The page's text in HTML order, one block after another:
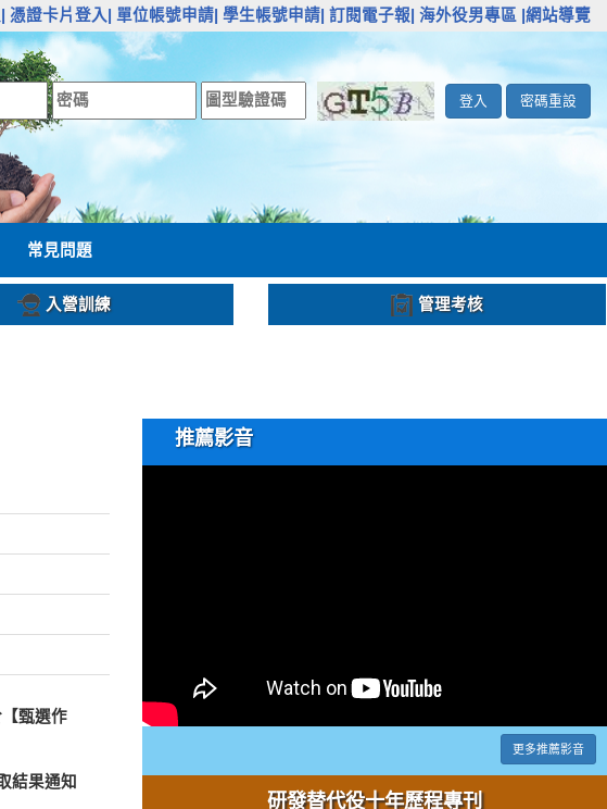
憑證卡片登入| 單位帳號申請| 學生帳號申請| 訂閱電子報| 海外役男專區 |網站導覽
登入 密碼重設
常見問題
入營訓練 管理考核
甄選作
結果通知
推薦影音
更多推薦影音
研發替代役十年歷程專刊